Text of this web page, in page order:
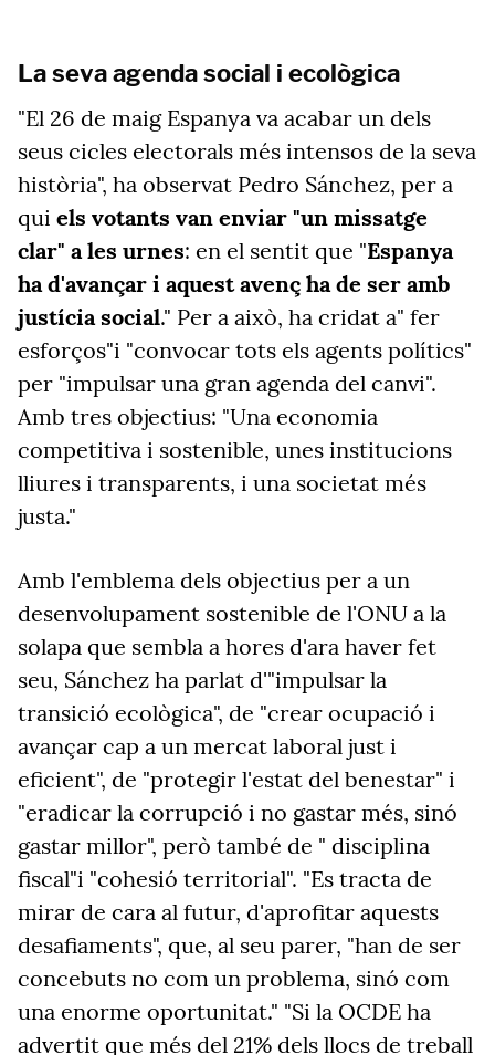
La seva agenda social i ecològica
"El 26 de maig Espanya va acabar un dels
seus cicles electorals més intensos de la seva
història", ha observat Pedro Sánchez, per a
qui els votants van enviar "un missatge
clar" a les urnes: en el sentit que "Espanya
ha d'avançar i aquest avenç ha de ser amb
justícia social." Per a això, ha cridat a" fer
esforços"i "convocar tots els agents polítics"
per "impulsar una gran agenda del canvi".
Amb tres objectius: "Una economia
competitiva i sostenible, unes institucions
lliures i transparents, i una societat més
justa."
Amb l'emblema dels objectius per a un
desenvolupament sostenible de l'ONU a la
solapa que sembla a hores d'ara haver fet
seu, Sánchez ha parlat d'"impulsar la
transició ecològica", de "crear ocupació i
avançar cap a un mercat laboral just i
eficient", de "protegir l'estat del benestar" i
"eradicar la corrupció i no gastar més, sinó
gastar millor", però també de " disciplina
fiscal"i "cohesió territorial". "Es tracta de
mirar de cara al futur, d'aprofitar aquests
desafiaments", que, al seu parer, "han de ser
concebuts no com un problema, sinó com
una enorme oportunitat." "Si la OCDE ha
advertit que més del 21% dels llocs de treball